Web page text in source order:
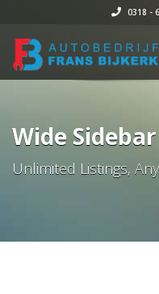
0318 -
Wide
Unlimited Listings,